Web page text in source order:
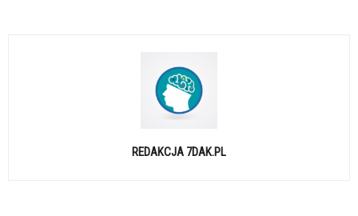
REDAKCJA 7DAK.PL